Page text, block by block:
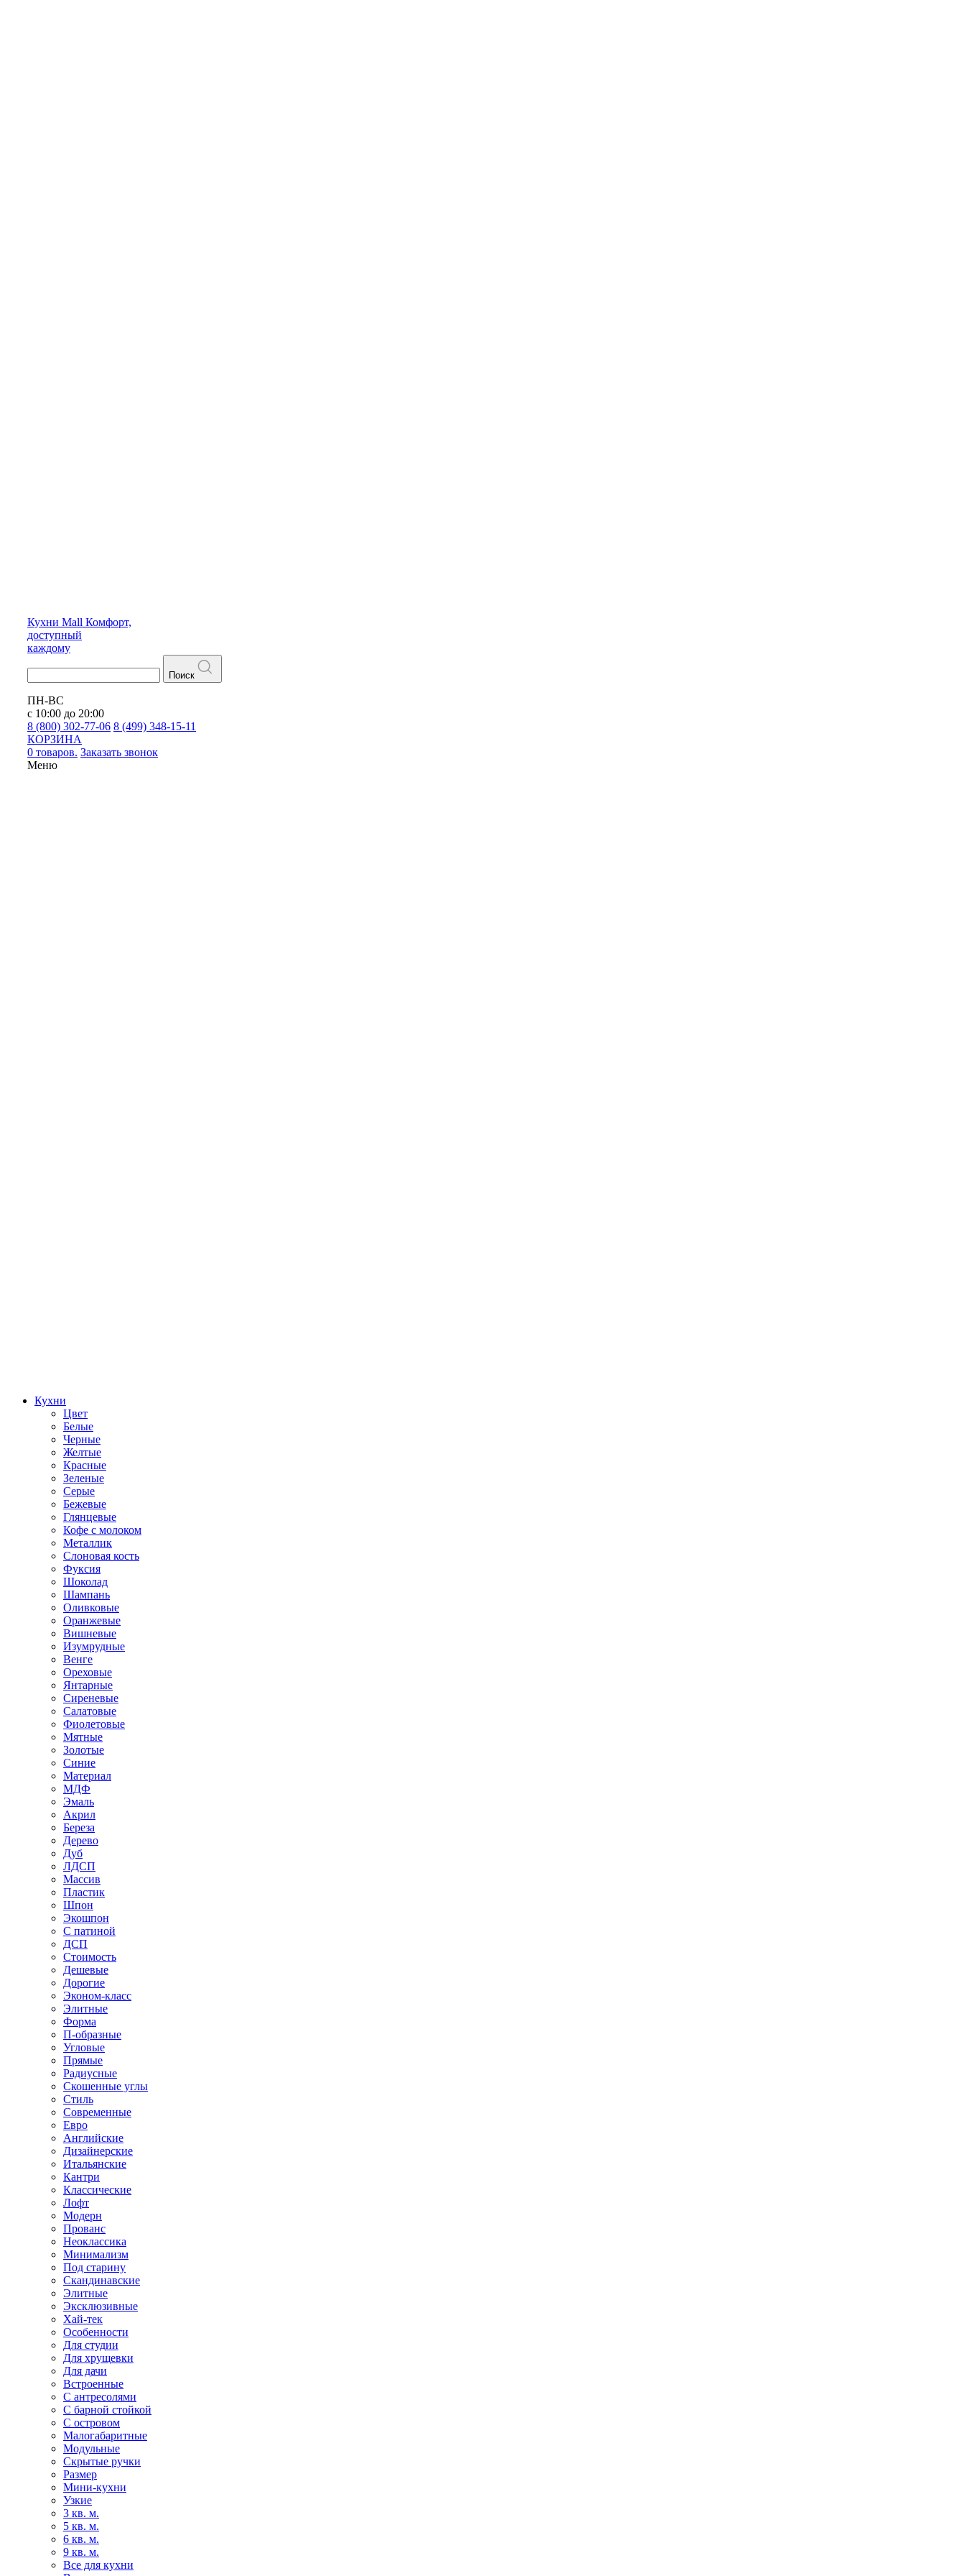
Кухни Mall Комфорт,
доступный
каждому
Поиск
ПН-ВС
с 10:00 до 20:00
8 (800) 302-77-06 8 (499) 348-15-11
КОРЗИНА
0 товаров. Заказать звонок
Меню
Кухни
Цвет
Белые
Черные
Желтые
Красные
Зеленые
Серые
Бежевые
Глянцевые
Кофе с молоком
Металлик
Слоновая кость
Фуксия
Шоколад
Шампань
Оливковые
Оранжевые
Вишневые
Изумрудные
Венге
Ореховые
Янтарные
Сиреневые
Салатовые
Фиолетовые
Мятные
Золотые
Синие
Материал
МДФ
Эмаль
Акрил
Береза
Дерево
Дуб
ЛДСП
Массив
Пластик
Шпон
Экошпон
С патиной
ДСП
Стоимость
Дешевые
Дорогие
Эконом-класс
Элитные
Форма
П-образные
Угловые
Прямые
Радиусные
Скошенные углы
Стиль
Современные
Евро
Английские
Дизайнерские
Итальянские
Кантри
Классические
Лофт
Модерн
Прованс
Неоклассика
Минимализм
Под старину
Скандинавские
Элитные
Эксклюзивные
Хай-тек
Особенности
Для студии
Для хрущевки
Для дачи
Встроенные
С антресолями
С барной стойкой
С островом
Малогабаритные
Модульные
Скрытые ручки
Размер
Мини-кухни
Узкие
3 кв. м.
5 кв. м.
6 кв. м.
9 кв. м.
Все для кухни